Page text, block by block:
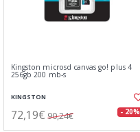
Kingston microsd canvas go! plus 4
256gb 200 mb-s
KINGSTON
72,19€ 90,24€ - 20%